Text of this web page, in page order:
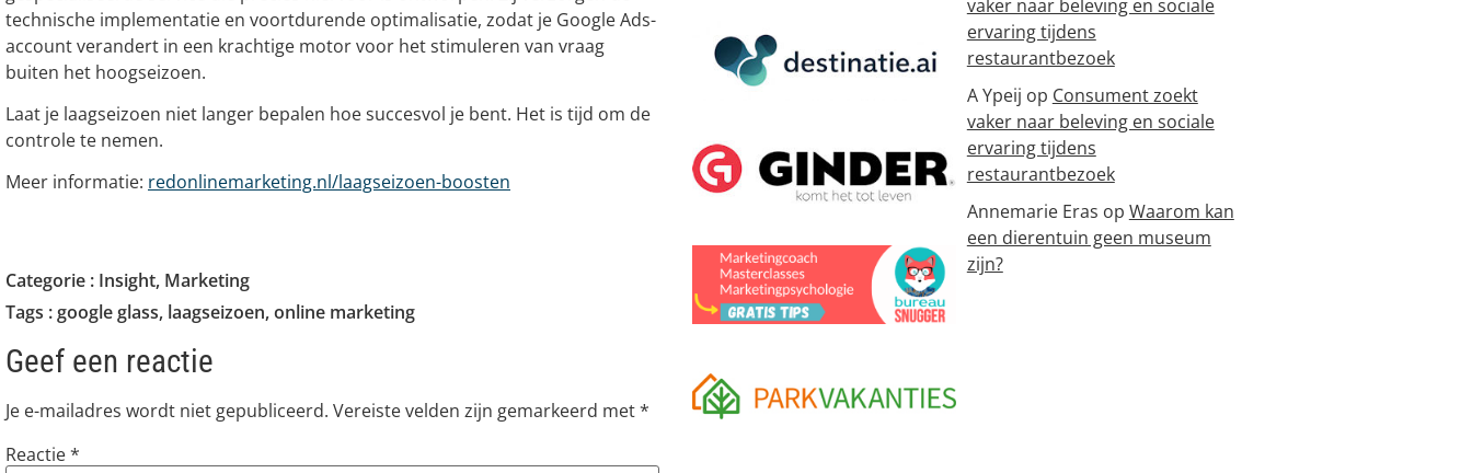
technische implementatie en voortdurende optimalisatie, zodat je Google Ads-
account verandert in een krachtige motor voor het stimuleren van vraag
buiten het hoogseizoen.
Laat je laagseizoen niet langer bepalen hoe succesvol je bent. Het is tijd om de
controle te nemen.
Meer informatie: redonlinemarketing.nl/laagseizoen-boosten
Categorie : Insight, Marketing
Tags :google glass, laagseizoen,online marketing
Geef een reactie
Je e-mailadres wordt niet gepubliceerd. Vereiste velden zijn gemarkeerd met*
Reactie*
vaker naar beleving en sociale
ervaring tijdens
restaurantbezoek
A Ypeij op Consument zoekt
vaker naar beleving en sociale
ervaring tijdens
restaurantbezoek
Annemarie Eras op Waarom kan
een dierentuin geen museum
zijn?